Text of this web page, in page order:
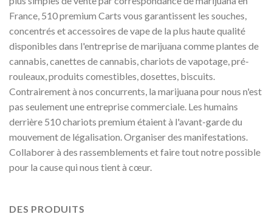
France, 510 premium Carts vous garantissent les souches,
concentrés et accessoires de vape de la plus haute qualité
disponibles dans l'entreprise de marijuana comme plantes de
cannabis, canettes de cannabis, chariots de vapotage, pré-
rouleaux, produits comestibles, dosettes, biscuits.
Contrairement à nos concurrents, la marijuana pour nous n'est
pas seulement une entreprise commerciale. Les humains
derrière 510 chariots premium étaient à l'avant-garde du
mouvement de légalisation. Organiser des manifestations.
Collaborer à des rassemblements et faire tout notre possible
pour la cause qui nous tient à cœur.
DES PRODUITS